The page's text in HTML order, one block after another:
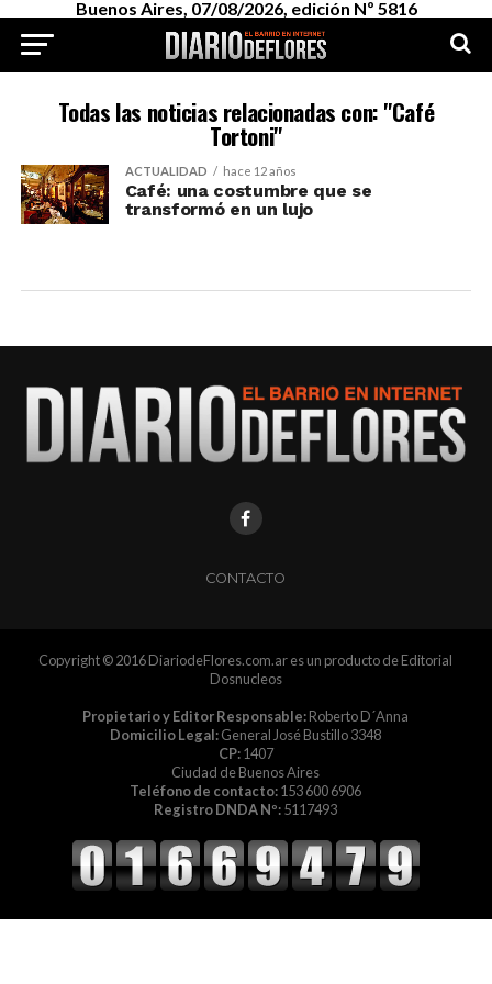
Buenos Aires, 07/08/2026, edición Nº 5816
Todas las noticias relacionadas con: "Café
Tortoni"
ACTUALIDAD hace 12 años
Café: una costumbre que se
transformó en un lujo
CONTACTO
Copyright © 2016 DiariodeFlores.com.ar es un producto de Editorial
Dosnucleos
Propietario y Editor Responsable:Roberto D´Anna
Domicilio Legal:General José Bustillo 3348
CP:1407
Ciudad de Buenos Aires
Teléfono de contacto:153 600 6906
Registro DNDA Nº:5117493